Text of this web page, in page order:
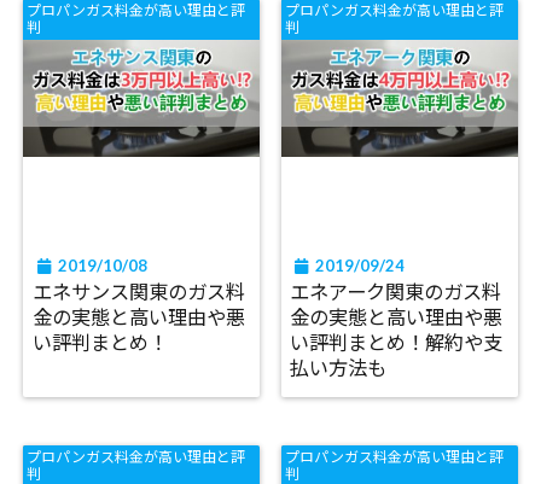
プロパンガス料金が高い理由と評
判
2019/10/08
エネサンス関東のガス料
金の実態と高い理由や悪
い評判まとめ！
プロパンガス料金が高い理由と評
判
2019/09/24
エネアーク関東のガス料
金の実態と高い理由や悪
い評判まとめ！解約や支
払い方法も
プロパンガス料金が高い理由と評
判
プロパンガス料金が高い理由と評
判